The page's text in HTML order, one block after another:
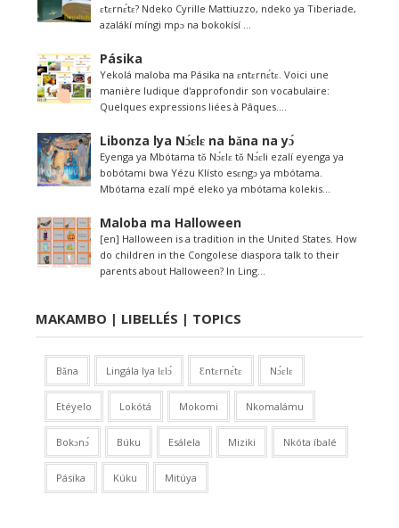
ɛtɛrnɛ́tɛ? Ndeko Cyrille Mattiuzzo, ndeko ya Tiberiade,
azalákí míngi mpɔ na bokokísí ...
Pásika
Yekolá maloba ma Pásika na ɛntɛrnɛ́tɛ. Voici une
manière ludique d'approfondir son vocabulaire:
Quelques expressions liées à Pâques....
Libonza lya Nɔ́ɛlɛ na bǎna na yɔ́
Eyenga ya Mbótama tǒ Nɔ́ɛlɛ tǒ Nɔ́ɛli ezalí eyenga ya
bobótami bwa Yézu Klísto esɛngɔ ya mbótama.
Mbótama ezalí mpé eleko ya mbótama kolekis...
Maloba ma Halloween
[en] Halloween is a tradition in the United States. How
do children in the Congolese diaspora talk to their
parents about Halloween? In Ling...
MAKAMBO | LIBELLÉS | TOPICS
Bǎna Lingála lya lɛlɔ́ Ɛntɛrnɛ́tɛ Nɔ́ɛlɛ
Etéyelo Lokótá Mokomi Nkomalámu
Bokɔnɔ́ Búku Esálela Miziki Nkóta íbalé
Pásika Kúku Mitúya